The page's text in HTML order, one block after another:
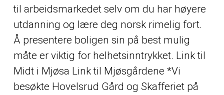
til arbeidsmarkedet selv om du har høyere
utdanning og lære deg norsk rimelig fort.
Å presentere boligen sin på best mulig
måte er viktig for helhetsinntrykket. Link til
Midt i Mjøsa Link til Mjøsgårdene *Vi
besøkte Hovelsrud Gård og Skafferiet på